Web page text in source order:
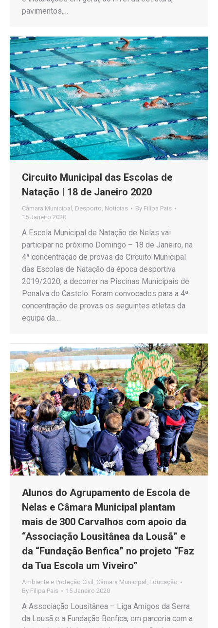
pavimentos,…
Circuito Municipal das Escolas de
Natação | 18 de Janeiro 2020
Câmara Municipal , Desporto, Notícias By Filipa Pais
15 Janeiro 2020
A Escola Municipal de Natação de Nelas vai
participar no próximo Domingo – 18 de Janeiro, na
4ª concentração de provas do Circuito Municipal
das Escolas de Natação da época desportiva
2019/2020, a decorrer na Piscinas Municipais de
Penalva do Castelo. Foram convocados para a 4ª
concentração de provas os seguintes atletas da
equipa da…
Alunos do Agrupamento de Escola de
Nelas e Câmara Municipal plantam
mais de 300 Carvalhos com apoio da
“Associação Lousitânea da Lousã” e
da “Fundação Benfica” no projeto “Faz
da Tua Escola um Viveiro”
Ambiente e Proteção Civil , Câmara Municipal , Educação
By Filipa Pais 15 Janeiro 2020
A Associação Lousitânea – Liga Amigos da Serra
da Lousã e a Fundação Benfica, em parceria com a